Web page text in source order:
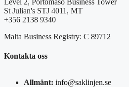
Level 2, Portomaso Business Tower
St Julian's STJ 4011, MT
+356 2138 9340
Malta Business Registry: C 89712
Kontakta oss
Allmänt: info@saklinjen.se